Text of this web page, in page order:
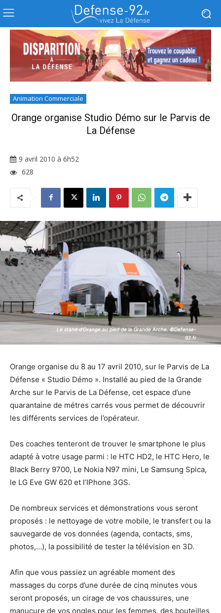
Animation Commerciale
Orange organise Studio Démo sur le Parvis de
La Défense
9 avril 2010 à 6h52
628
Le stand d'Orange au pied de la Grande Arche. ©Defense-
92.fr
Le stand d'Orange au pied de la Grande Arche. ©Defense-
92.fr
Orange organise du 8 au 17 avril 2010, sur le Parvis de La
Défense « Studio Démo ». Installé au pied de la Grande
Arche sur le Parvis de La Défense, cet espace d’une
quarantaine de métres carrés vous permet de découvrir
les différents services de l’opérateur.
Des coaches tenteront de trouver le smartphone le plus
adapté à votre usage parmi : le HTC HD2, le HTC Hero, le
Black Berry 9700, Le Nokia N97 mini, Le Samsung Spica,
le LG Eve GW 620 et l’IPhone 3GS.
De nombreux services et démonstrations vous seront
proposés : le nettoyage de votre mobile, le transfert ou la
sauvegarde de vos données (agenda, contacts, sms,
photos,…), la possibilité de tester la télévision en 3D.
Afin que vous passiez un agréable moment des
massages du corps d’une durée de cinq minutes vous
seront proposés, un cirage de vos chaussures, une
manucure de vos ongles pour les femmes, des bouteilles